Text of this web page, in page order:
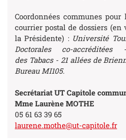
Coordonnées communes
courrier postal de dossiers (en
la Présidente) : Université
Doctorales co-
des Tabacs - 21 allées de
Bureau MI105.
Secrétariat UT Capitole
Mme Laurène MOTHE
05 61 63 39 65
laurene.mothe@ut-capitole.fr